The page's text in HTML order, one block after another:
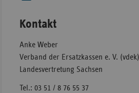
Kontakt
Anke Weber
Verband der Ersatzkassen e. V. (vdek)
Landesvertretung Sachsen
Tel.: 03 51 / 8 76 55 37